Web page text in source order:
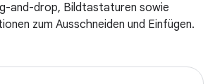
and-drop, Bildtastaturen sowie
zum Ausschneiden und Einfügen.